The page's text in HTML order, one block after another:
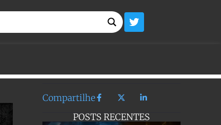
Compartilhe
POSTS RECENTES